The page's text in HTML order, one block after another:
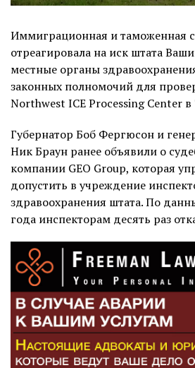
Иммиграционная и таможенная
отреагировала на иск штата
местные органы
законных полномочий для
Northwest ICE Processing Center
Губернатор Боб Фергюсон и
Ник Браун ранее объявили о
компании GEO Group, которая
допустить в учреждение
здравоохранения штата. По
года инспекторам десять раз